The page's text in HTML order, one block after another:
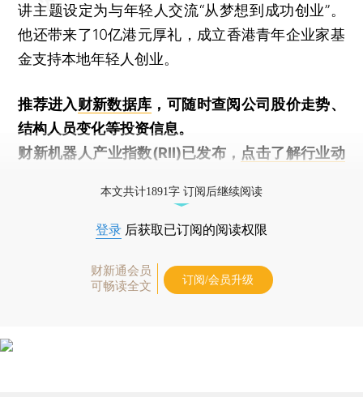
讲主题设定为与年轻人交流“从梦想到成功创业”。
他还带来了10亿港元厚礼，成立香港青年企业家基
金支持本地年轻人创业。
推荐进入财新数据库 ，可随时查阅公司股价走势、
结构人员变化等投资信息。
财新机器人产业指数(RII)已发布， 点击了解行业动
本文共计1891字 订阅后继续阅读
登录 后获取已订阅的阅读权限
财新通会员
可畅读全文
订阅/会员升级